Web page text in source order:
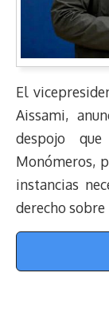
El
Aissami,
despojo
Monómeros,
instancias
derecho